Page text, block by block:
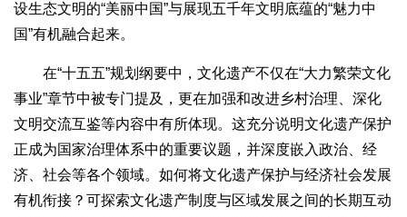
设生态文明的“美丽中国”与展现五千年文明底蕴的“魅力中
国”有机融合起来。
在“十五五”规划纲要中，文化遗产不仅在“大力繁荣文化
事业”章节中被专门提及，更在加强和改进乡村治理、深化
文明交流互鉴等内容中有所体现。这充分说明文化遗产保护
正成为国家治理体系中的重要议题，并深度嵌入政治、经
济、社会等各个领域。如何将文化遗产保护与经济社会发展
有机衔接？可探索文化遗产制度与区域发展之间的长期互动